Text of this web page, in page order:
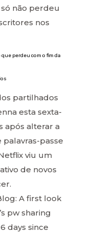
não perdeu
nos
perdeu com o fim da
partilhados
esta sexta-
após alterar a
passe
viu um
de novos
A first look
pw sharing
days since